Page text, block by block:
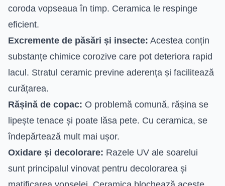
coroda vopseaua în timp. Ceramica le respinge
eficient.
Excremente de păsări și insecte: Acestea conțin
substanțe chimice corozive care pot deteriora rapid
lacul. Stratul ceramic previne aderența și facilitează
curățarea.
Rășină de copac: O problemă comună, rășina se
lipește tenace și poate lăsa pete. Cu ceramica, se
îndepărtează mult mai ușor.
Oxidare și decolorare: Razele UV ale soarelui
sunt principalul vinovat pentru decolorarea și